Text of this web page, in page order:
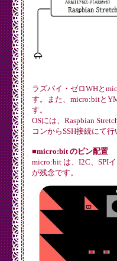
ラズパイ・ゼロWHと
す。また、micro:bitと
す。
OSには、Raspbian
コンからSSH接続にて行
■micro:bit のピン配置
micro:bit は、I2C、SPI
が残念です。